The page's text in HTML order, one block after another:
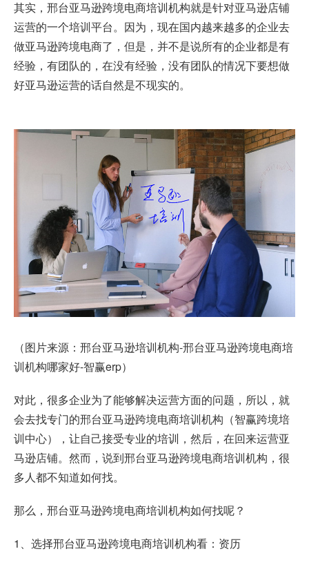
其实，邢台亚马逊跨境电商培训机构就是针对亚马逊店铺
运营的一个培训平台。因为，现在国内越来越多的企业去
做亚马逊跨境电商了，但是，并不是说所有的企业都是有
经验，有团队的，在没有经验，没有团队的情况下要想做
好亚马逊运营的话自然是不现实的。
（图片来源：邢台亚马逊培训机构-邢台亚马逊跨境电商培
训机构哪家好-智赢erp）
对此，很多企业为了能够解决运营方面的问题，所以，就
会去找专门的邢台亚马逊跨境电商培训机构（智赢跨境培
训中心），让自己接受专业的培训，然后，在回来运营亚
马逊店铺。然而，说到邢台亚马逊跨境电商培训机构，很
多人都不知道如何找。
那么，邢台亚马逊跨境电商培训机构如何找呢？
1、选择邢台亚马逊跨境电商培训机构看：资历